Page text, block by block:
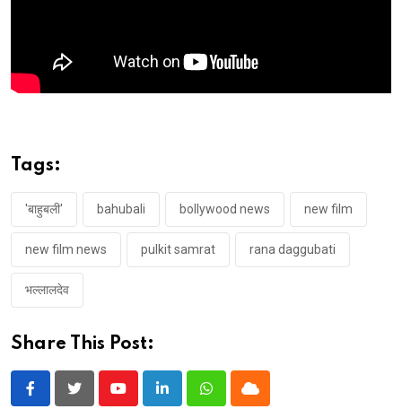
Tags:
'बाहुबली' bahubali bollywood news new film
new film news pulkit samrat rana daggubati
भल्लालदेव
Share This Post:
YoutubeLinkedInWhatsappCloud